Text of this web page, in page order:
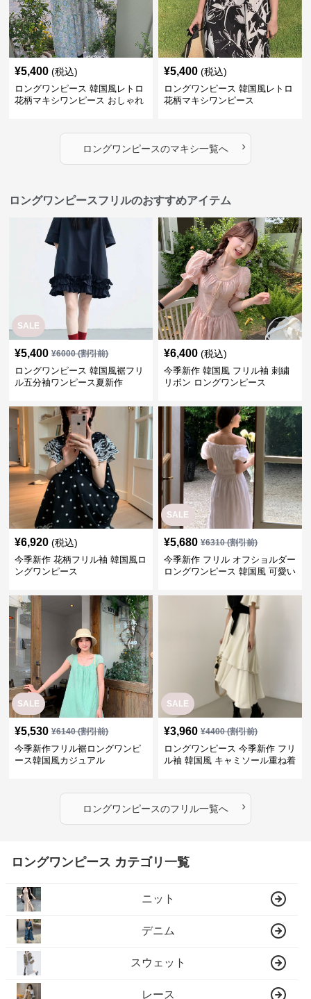
¥5,400 (税込)
ロングワンピース 韓国風レトロ
花柄マキシワンピース おしゃれ
¥5,400 (税込)
ロングワンピース 韓国風レトロ
花柄マキシワンピース
ロングワンピースのマキシ一覧へ ›
ロングワンピースフリルのおすすめアイテム
SALE
¥5,400 ¥6000(割引前)
ロングワンピース 韓国風裾フリ
ル五分袖ワンピース夏新作
¥6,400 (税込)
今季新作 韓国風 フリル袖 刺繍
リボン ロングワンピース
¥6,920 (税込)
今季新作 花柄フリル袖 韓国風ロ
ングワンピース
SALE
¥5,680 ¥6310(割引前)
今季新作 フリル オフショルダー
ロングワンピース 韓国風 可愛い
SALE
¥5,530 ¥6140(割引前)
今季新作フリル裾ロングワンピ
ース韓国風カジュアル
SALE
¥3,960 ¥4400(割引前)
ロングワンピース 今季新作 フリ
ル袖 韓国風 キャミソール重ね着
ロングワンピースのフリル一覧へ ›
ロングワンピース カテゴリ一覧
ニット
デニム
スウェット
レース